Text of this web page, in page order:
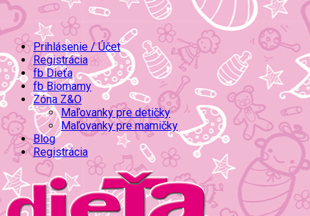
Prihlásenie / Účet
Registrácia
fb Dieťa
fb Biomamy
Zóna Z&O
Maľovanky pre detičky
Maľovanky pre mamičky
Blog
Registrácia